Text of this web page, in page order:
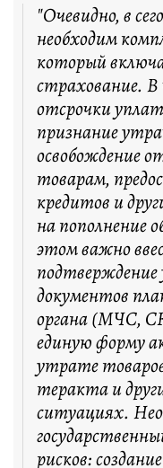
"Очевидно, в
необходим
который
страхование.
отсрочки
признание
освобождение
товарам,
кредитов и
на пополнение
этом важно
подтверждение
документов
органа (МЧС,
единую форму
утрате
теракта и
ситуациях.
рисков: